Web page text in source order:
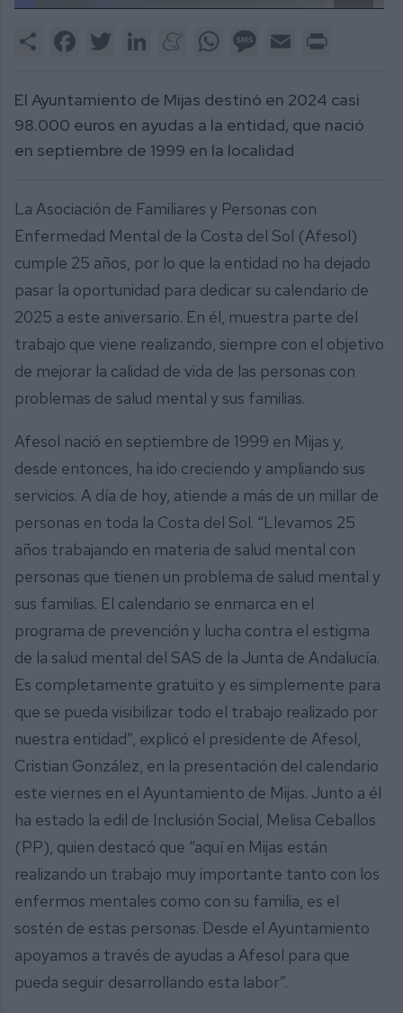
2
Share FacebookTwitter LinkedInMeneameWhatsAppMessage
Email
El Ayuntamiento de Mijas destinó en 2024 casi
98.000 euros en ayudas a la entidad, que nació
en septiembre de 1999 en la localidad
La Asociación de Familiares y Personas con
Enfermedad Mental de la Costa del Sol (Afesol)
cumple 25 años, por lo que la entidad no ha dejado
pasar la oportunidad para dedicar su calendario de
2025 a este aniversario. En él, muestra parte del
trabajo que viene realizando, siempre con el objetivo
de mejorar la calidad de vida de las personas con
problemas de salud mental y sus familias.
Afesol nació en septiembre de 1999 en Mijas y,
desde entonces, ha ido creciendo y ampliando sus
servicios. A día de hoy, atiende a más de un millar de
personas en toda la Costa del Sol. “Llevamos 25
años trabajando en materia de salud mental con
personas que tienen un problema de salud mental y
sus familias. El calendario se enmarca en el
programa de prevención y lucha contra el estigma
de la salud mental del SAS de la Junta de Andalucía.
Es completamente gratuito y es simplemente para
que se pueda visibilizar todo el trabajo realizado por
nuestra entidad”, explicó el presidente de Afesol,
Cristian González, en la presentación del calendario
este viernes en el Ayuntamiento de Mijas. Junto a él
ha estado la edil de Inclusión Social, Melisa Ceballos
(PP), quien destacó que “aquí en Mijas están
realizando un trabajo muy importante tanto con los
enfermos mentales como con su familia, es el
sostén de estas personas. Desde el Ayuntamiento
apoyamos a través de ayudas a Afesol para que
pueda seguir desarrollando esta labor”.